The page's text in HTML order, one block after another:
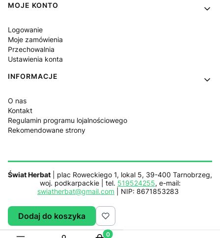
MOJE KONTO
Logowanie
Moje zamówienia
Przechowalnia
Ustawienia konta
INFORMACJE
O nas
Kontakt
Regulamin programu lojalnościowego
Rekomendowane strony
Świat Herbat | plac Roweckiego 1, lokal 5, 39-400 Tarnobrzeg,
woj. podkarpackie | tel. 519524255, e-mail:
swiatherbat@gmail.com | NIP: 8671853283
Sklep działa z pomocąNetplace.com.pl
Dodaj do koszyka